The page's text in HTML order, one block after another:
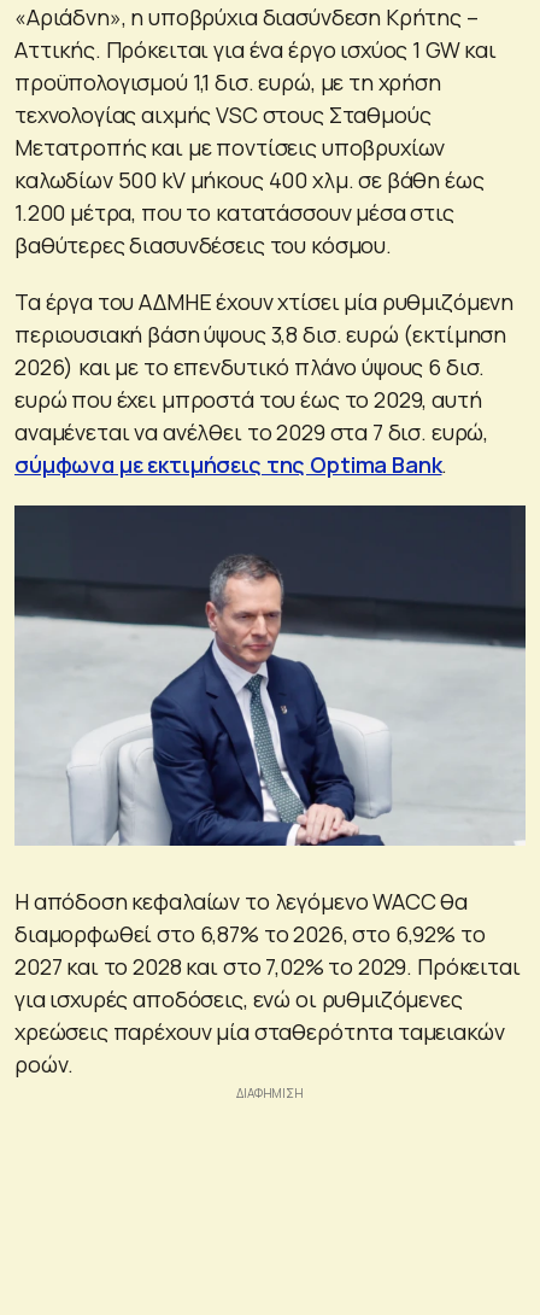
«Αριάδνη», η υποβρύχια διασύνδεση Κρήτης –
Αττικής. Πρόκειται για ένα έργο ισχύος 1 GW και
προϋπολογισμού 1,1 δισ. ευρώ, με τη χρήση
τεχνολογίας αιχμής VSC στους Σταθμούς
Μετατροπής και με ποντίσεις υποβρυχίων
καλωδίων 500 kV μήκους 400 χλμ. σε βάθη έως
1.200 μέτρα, που το κατατάσσουν μέσα στις
βαθύτερες διασυνδέσεις του κόσμου.
Τα έργα του ΑΔΜΗΕ έχουν χτίσει μία ρυθμιζόμενη
περιουσιακή βάση ύψους 3,8 δισ. ευρώ (εκτίμηση
2026) και με το επενδυτικό πλάνο ύψους 6 δισ.
ευρώ που έχει μπροστά του έως το 2029, αυτή
αναμένεται να ανέλθει το 2029 στα 7 δισ. ευρώ,
σύμφωνα με εκτιμήσεις της Optima Bank.
Η απόδοση κεφαλαίων το λεγόμενο WACC θα
διαμορφωθεί στο 6,87% το 2026, στο 6,92% το
2027 και το 2028 και στο 7,02% το 2029. Πρόκειται
για ισχυρές αποδόσεις, ενώ οι ρυθμιζόμενες
χρεώσεις παρέχουν μία σταθερότητα ταμειακών
ροών.